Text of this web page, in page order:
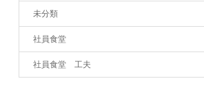
未分類
社員食堂
社員食堂 工夫